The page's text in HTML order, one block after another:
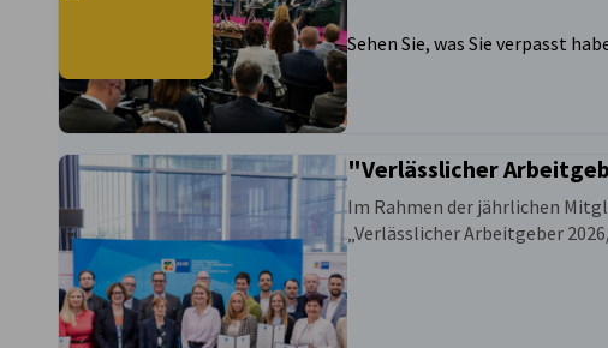
Sehen Sie, was Sie verpasst
"Verlässlicher
Im Rahmen der jährlichen
„Verlässlicher Arbeitgeber